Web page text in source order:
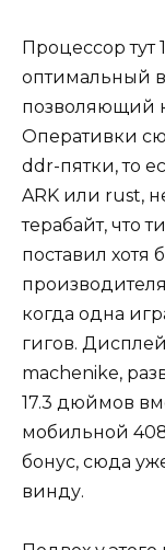
Процессор тут
оптимальный
позволяющий
Оперативки
ddr-пятки, то
ARK или rust,
терабайт, что
поставил хотя
когда одна
гигов.
machenike,
17.3 дюймов
мобильной
бонус, сюда
винду.